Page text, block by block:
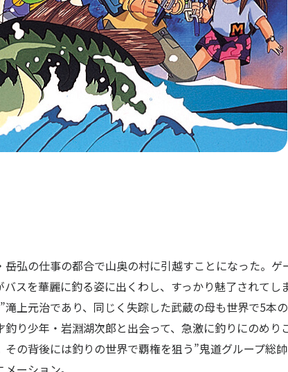
弘の仕事の都合で山奥の村に引越すことになった。
スを華麗に釣る姿に出くわし、すっかり魅了されて
上元治であり、同じく失踪した武蔵の母も世界で5本
り少年・岩淵湖次郎と出会って、急激に釣りにのめり
の背後には釣りの世界で覇権を狙う”鬼道グループ総